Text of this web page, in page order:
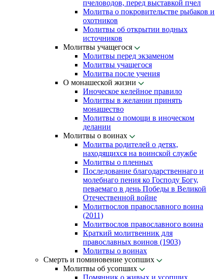
пчеловодов, перед выставкой пчел
Молитва о покровительстве рыбаков и
охотников
Молитвы об открытии водных
источников
Молитвы учащегося
Молитвы перед экзаменом
Молитвы учащегося
Молитва после учения
О монашеской жизни
Иноческое келейное правило
Молитвы в желании принять
монашество
Молитвы о помощи в иноческом
делании
Молитвы о воинах
Молитва родителей о детях,
находящихся на воинской службе
Молитвы о пленных
Последование благодарственнаго и
молебнаго пения ко Господу Богу,
певаемаго в день Победы в Великой
Отечественной войне
Молитвослов православного воина
(2011)
Молитвослов православного воина
Краткий молитвенник для
православных воинов (1903)
Молитвы о воинах
Смерть и поминовение усопших
Молитвы об усопших
Помянник о живых и усопших